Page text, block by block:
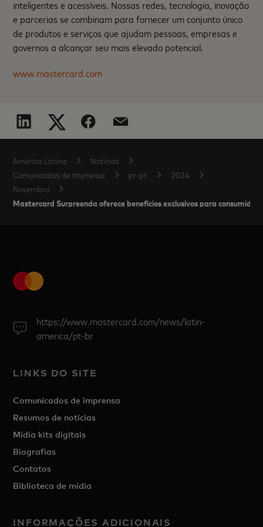
inteligentes e acessíveis. Nossas redes, tecnologia, inovação
e parcerias se combinam para fornecer um conjunto único
de produtos e serviços que ajudam pessoas, empresas e
governos a alcançar seu mais elevado potencial.
www.mastercard.com
América Latina
Notícias
Comunicados de imprensa
pr-pt
2024
Novembro
Mastercard Surpreenda oferece benefícios exclusivos para
https://www.mastercard.com/news/latin-
america/pt-br
LINKS DO SITE
Comunicados de imprensa
Resumos de notícias
Mídia kits digitais
Biografias
Contatos
Biblioteca de mídia
INFORMAÇÕES ADICIONAIS